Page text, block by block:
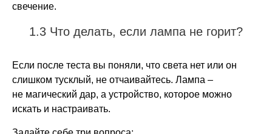
свечение.
1.3 Что делать, если лампа не горит?
Если после теста вы поняли, что света нет или он
слишком тусклый, не отчаивайтесь. Лампа –
не магический дар, а устройство, которое можно
искать и настраивать.